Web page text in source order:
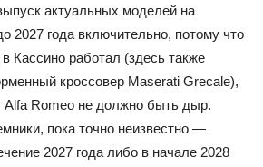
актуальных моделей на
2027 года включительно, потому что
Кассино работал (здесь также
кроссовер Maserati Grecale),
Romeo не должно быть дыр.
пока точно неизвестно —
2027 года либо в начале 2028